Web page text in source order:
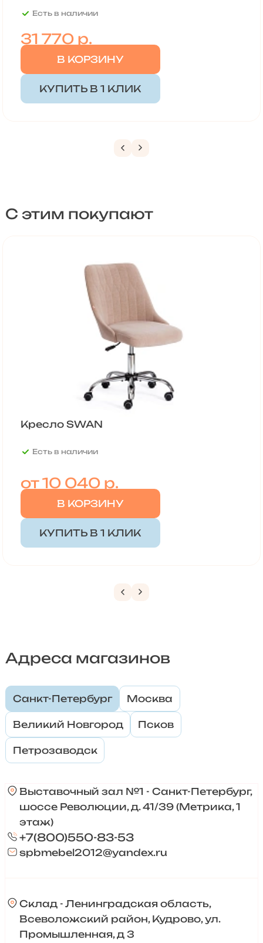
Есть в наличии
31 770р.
В КОРЗИНУ
КУПИТЬ В 1 КЛИК
С этим покупают
Кресло SWAN
Есть в наличии
от10 040 р.
В КОРЗИНУ
КУПИТЬ В 1 КЛИК
Адреса магазинов
Санкт-Петербург Москва
Великий Новгород Псков
Петрозаводск
Выставочный зал №1 - Санкт-Петербург,
шоссе Революции, д. 41/39 (Метрика, 1
этаж)
+7(800)550-83-53
spbmebel2012@yandex.ru
Склад - Ленинградская область,
Всеволожский район, Кудрово, ул.
Промышленная, д 3